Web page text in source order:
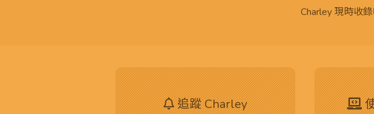
Charley 現時收
追蹤 Charley